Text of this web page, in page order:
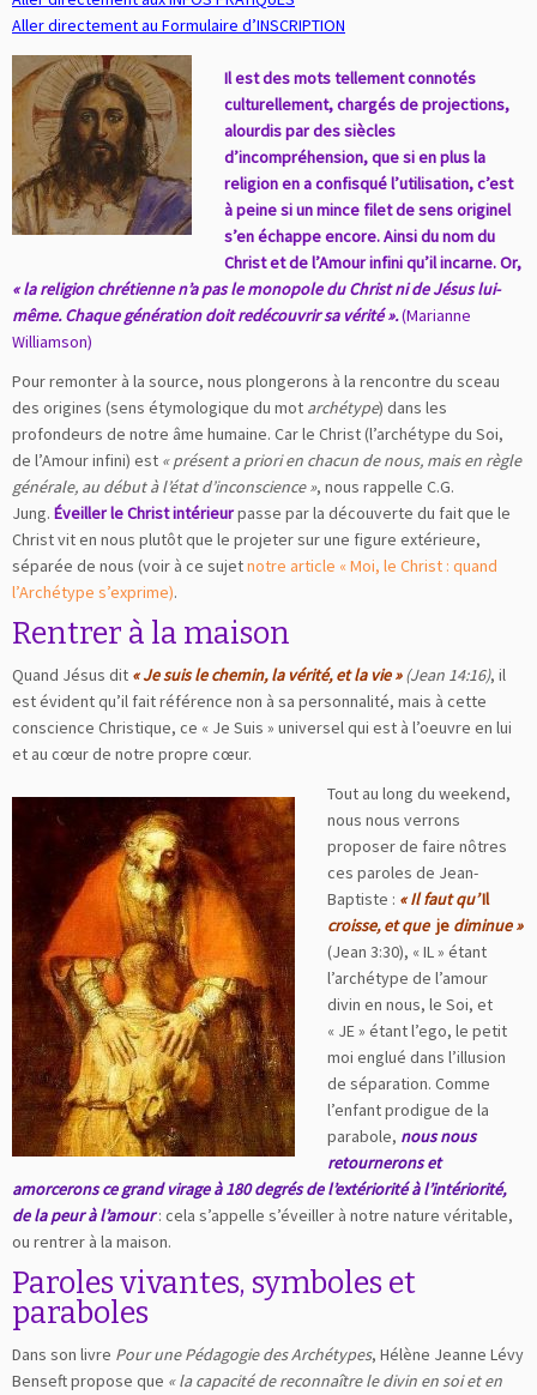
Aller directement au Formulaire d’INSCRIPTION
Il est des mots tellement connotés
culturellement, chargés de projections,
alourdis par des siècles
d’incompréhension, que si en plus la
religion en a confisqué l’utilisation, c’est
à peine si un mince filet de sens originel
s’en échappe encore. Ainsi du nom du
Christ et de l’Amour infini qu’il incarne. Or,
« la religion chrétienne n’a pas le monopole du Christ ni de Jésus lui-
même. Chaque génération doit redécouvrir sa vérité ».(Marianne
Williamson)
Pour remonter à la source, nous plongerons à la rencontre du sceau
des origines (sens étymologique du mot archétype) dans les
profondeurs de notre âme humaine. Car le Christ (l’archétype du Soi,
de l’Amour infini) est « présent a priori en chacun de nous, mais en règle
générale, au début à l’état d’inconscience », nous rappelle C.G.
Jung. Éveiller le Christ intérieurpasse par la découverte du fait que le
Christ vit en nous plutôt que le projeter sur une figure extérieure,
séparée de nous (voir à ce sujetnotre article « Moi, le Christ : quand
l’Archétype s’exprime).
Rentrer à la maison
Quand Jésus dit « Je suis le chemin, la vérité, et la vie » (Jean 14:16), il
est évident qu’il fait référence non à sa personnalité, mais à cette
conscience Christique, ce « Je Suis » universel qui est à l’oeuvre en lui
et au cœur de notre propre cœur.
Tout au long du weekend,
nous nous verrons
proposer de faire nôtres
ces paroles de Jean-
Baptiste : « Il faut qu’Il
croisse, et queje diminue »
(Jean 3:30), « IL » étant
l’archétype de l’amour
divin en nous, le Soi, et
« JE » étant l’ego, le petit
moi englué dans l’illusion
de séparation. Comme
l’enfant prodigue de la
parabole, nous nous
retournerons et
amorcerons ce grand virage à 180 degrés de l’extériorité à l’intériorité,
de la peur à l’amour : cela s’appelle s’éveiller à notre nature véritable,
ou rentrer à la maison.
Paroles vivantes, symboles et
paraboles
Dans son livre Pour une Pédagogie des Archétypes, Hélène Jeanne Lévy
Benseft propose que « la capacité de reconnaître le divin en soi et en